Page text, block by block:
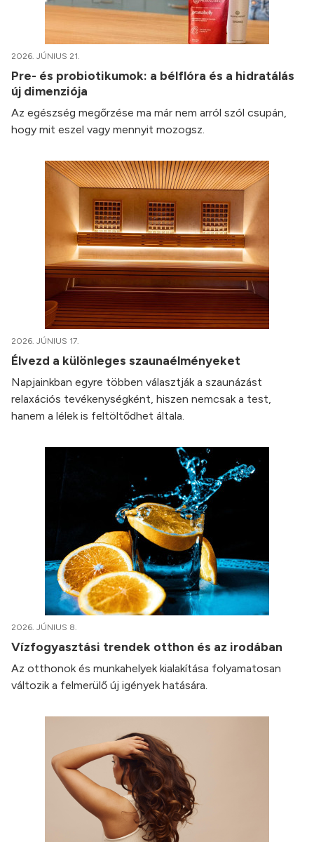
2026. JÚNIUS 21.
Pre- és probiotikumok: a bélflóra és a hidratálás
új dimenziója
Az egészség megőrzése ma már nem arról szól csupán,
hogy mit eszel vagy mennyit mozogsz.
2026. JÚNIUS 17.
Élvezd a különleges szaunaélményeket
Napjainkban egyre többen választják a szaunázást
relaxációs tevékenységként, hiszen nemcsak a test,
hanem a lélek is feltöltődhet általa.
2026. JÚNIUS 8.
Vízfogyasztási trendek otthon és az irodában
Az otthonok és munkahelyek kialakítása folyamatosan
változik a felmerülő új igények hatására.